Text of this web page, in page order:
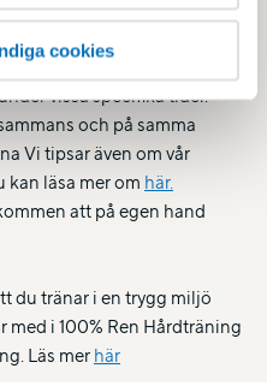
cookies
är du som har ett
tillsammans med
vissa specifika tider.
och på samma
Vi tipsar även om vår
läsa mer om här.
att på egen hand
du tränar i en trygg miljö
i 100% Ren Hårdträning
Läs merhär